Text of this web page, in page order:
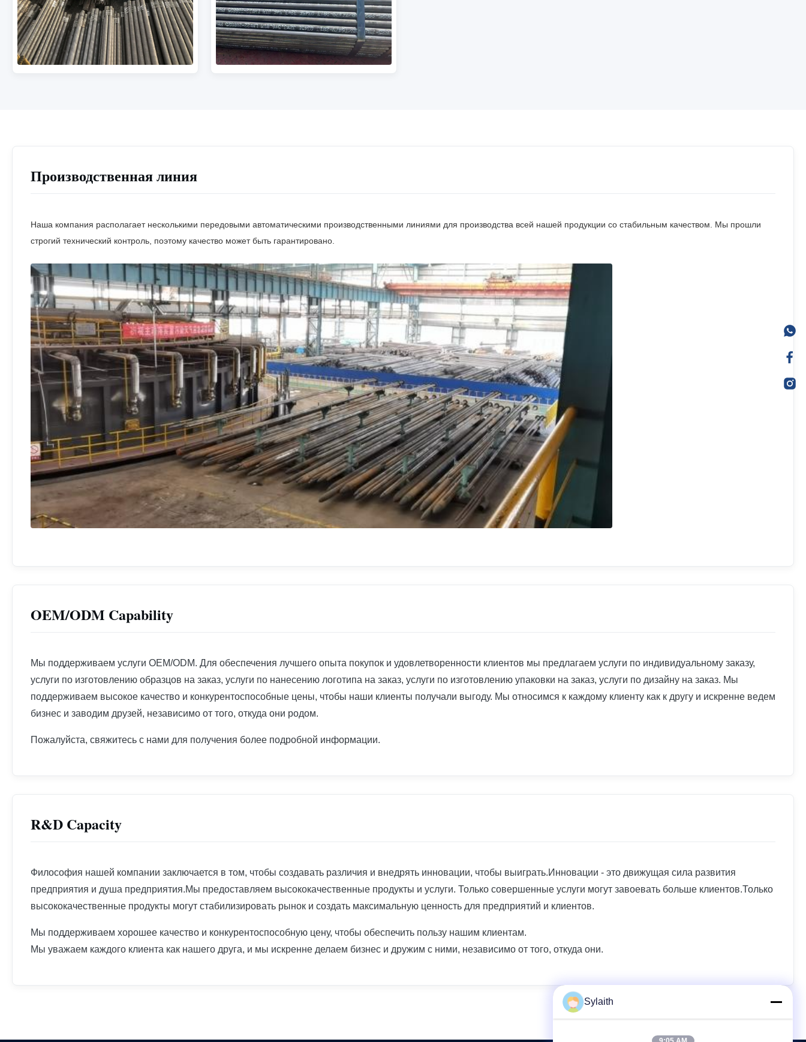
Производственная линия
Наша компания располагает несколькими передовыми автоматическими производственными линиями для производства всей нашей продукции со стабильным качеством. Мы прошли
строгий технический контроль, поэтому качество может быть гарантировано.
OEM/ODM Capability
Мы поддерживаем услуги OEM/ODM. Для обеспечения лучшего опыта покупок и удовлетворенности клиентов мы предлагаем услуги по индивидуальному заказу,
услуги по изготовлению образцов на заказ, услуги по нанесению логотипа на заказ, услуги по изготовлению упаковки на заказ, услуги по дизайну на заказ. Мы
поддерживаем высокое качество и конкурентоспособные цены, чтобы наши клиенты получали выгоду. Мы относимся к каждому клиенту как к другу и искренне ведем
бизнес и заводим друзей, независимо от того, откуда они родом.
Пожалуйста, свяжитесь с нами для получения более подробной информации.
R&D Capacity
Философия нашей компании заключается в том, чтобы создавать различия и внедрять инновации, чтобы выиграть.Инновации - это движущая сила развития
предприятия и душа предприятия.Мы предоставляем высококачественные продукты и услуги. Только совершенные услуги могут завоевать больше клиентов.Только
высококачественные продукты могут стабилизировать рынок и создать максимальную ценность для предприятий и клиентов.
Мы поддерживаем хорошее качество и конкурентоспособную цену, чтобы обеспечить пользу нашим клиентам.
Мы уважаем каждого клиента как нашего друга, и мы искренне делаем бизнес и дружим с ними, независимо от того, откуда они.
Sylaith